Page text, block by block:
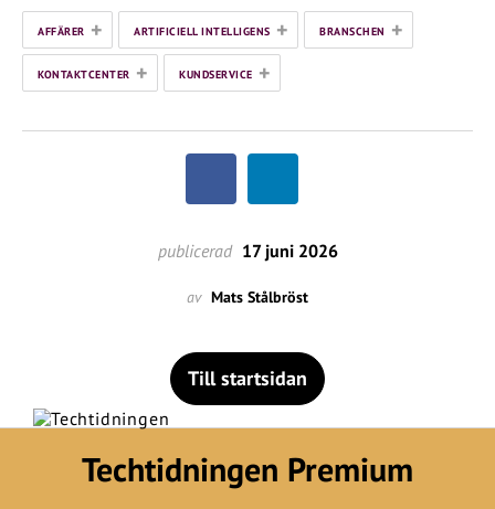
AFFÄRER + ARTIFICIELL INTELLIGENS + BRANSCHEN +
KONTAKTCENTER + KUNDSERVICE +
publicerad 17 juni 2026
av Mats Stålbröst
Till startsidan
Techtidningen Premium